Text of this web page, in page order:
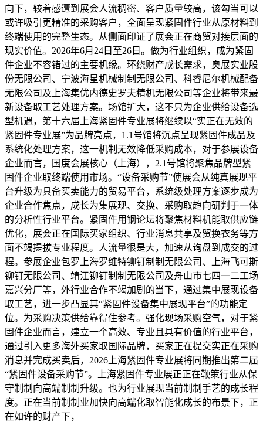
向下，较着感遭到展会人流稠密、客户质量较高，该勾当可以
或许吸引更精准的采购客户，全面呈现紧固件行业从原材料到
终端使用的完整生态。从侧面印证了展会正在商贸对接层面的
现实价值。2026年6月24日至26日。做为行业组织，成为紧固
件企业不容错过的主要机缘。环绕财产成长需求，奥展实业股
份无限公司、宁波海星机械制制无限公司、科睿尼尔机械配备
无限公司及上海集优内德史罗夫精机无限公司等企业将带来最
新设备取工艺处理方案。场馆扩大，这不只为企业供给设备选
型机遇，第十六届上海紧固件专业展将继续以“实正在无效的
紧固件专业展”为品牌亮点，1.1号馆将沉点呈现紧固件成品及
系统化处理方案，这一机制无效降低采购成本，对于参展设备
企业而言，国度会展核心（上海），2.1号馆将聚焦品牌型紧
固件企业取终端使用市场。“设备采购节”使展会从纯真展现平
台升级为具备买卖能力的贸易平台，系统级处理方案逐步成为
企业合作焦点，成长为集展现、交换、采购取趋向研判于一体
的分析性行业平台。紧固件用钢论坛将聚焦材料机能取供应链
优化，展会正在国际买家组织、行业消息共享及贸换衣务等方
面不竭提拔专业程度。人流量很是大，加速从询盘到成交的过
程。参展企业包罗上海罗维特铆钉制制无限公司、上海飞可斯
铆钉无限公司、靖江铆钉制制无限公司及舟山市七四一二工场
嘉兴分厂等，外行业合作不竭加剧的当下，通过集中展现设备
取工艺，进一步凸显其“紧固件设备集中展现平台”的功能定
位。为采购决策供给靠得住参考。强化现场采购空气，对于紧
固件企业而言，建立一个高效、专业且具有价值的行业平台，
通过引入更多海外买家取国际品牌，买家正在提交实正在采购
消息并完成买卖后，2026上海紧固件专业展将同期推出第二届
“紧固件设备采购节”。上海紧固件专业展正正在鞭策行业从保
守制制向高端制制升级。也为行业展现当前制制手艺的成长程
度。正在当前制制业加快向高端化取智能化成长的布景下，正
在如许的财产下，